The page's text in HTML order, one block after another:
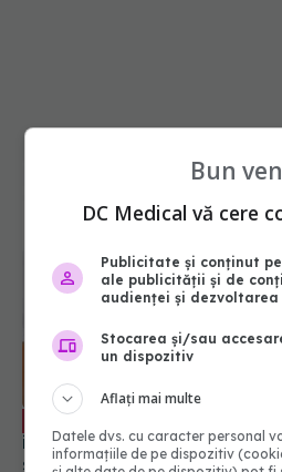
EXCLUSIV Cum se pune diagnosticul de
infertilitate. Dr. Andreas
sunt împărțite
06 noi 2025, 22:09
Bun
DC Medical vă cere
Publicitate și conținut
ale publicității și de
audienței și
Stocarea și/sau
un dispozitiv
Aflați mai multe
Datele dvs. cu caracter personal
informațiile de pe dispozitiv